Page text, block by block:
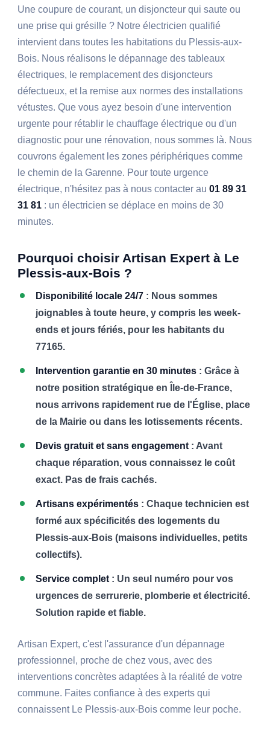
Une coupure de courant, un disjoncteur qui saute ou
une prise qui grésille ? Notre électricien qualifié
intervient dans toutes les habitations du Plessis-aux-
Bois. Nous réalisons le dépannage des tableaux
électriques, le remplacement des disjoncteurs
défectueux, et la remise aux normes des installations
vétustes. Que vous ayez besoin d'une intervention
urgente pour rétablir le chauffage électrique ou d'un
diagnostic pour une rénovation, nous sommes là. Nous
couvrons également les zones périphériques comme
le chemin de la Garenne. Pour toute urgence
électrique, n'hésitez pas à nous contacter au01 89 31
31 81 : un électricien se déplace en moins de 30
minutes.
Pourquoi choisir Artisan Expert à Le
Plessis-aux-Bois ?
Disponibilité locale 24/7 : Nous sommes
joignables à toute heure, y compris les week-
ends et jours fériés, pour les habitants du
77165.
Intervention garantie en 30 minutes : Grâce à
notre position stratégique en Île-de-France,
nous arrivons rapidement rue de l'Église, place
de la Mairie ou dans les lotissements récents.
Devis gratuit et sans engagement: Avant
chaque réparation, vous connaissez le coût
exact. Pas de frais cachés.
Artisans expérimentés : Chaque technicien est
formé aux spécificités des logements du
Plessis-aux-Bois (maisons individuelles, petits
collectifs).
Service complet: Un seul numéro pour vos
urgences de serrurerie, plomberie et électricité.
Solution rapide et fiable.
Artisan Expert, c'est l'assurance d'un dépannage
professionnel, proche de chez vous, avec des
interventions concrètes adaptées à la réalité de votre
commune. Faites confiance à des experts qui
connaissent Le Plessis-aux-Bois comme leur poche.